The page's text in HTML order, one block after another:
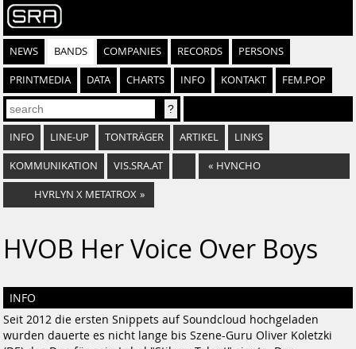
NEWS BANDS COMPANIES RECORDS PERSONS
PRINTMEDIA DATA CHARTS INFO KONTAKT FEM.POP
INFO LINE-UP TONTRÄGER ARTIKEL LINKS
KOMMUNIKATION VIS.SRA.AT « HVNCHO
HVRLYN X METATROX »
HVOB Her Voice Over Boys
INFO
Seit 2012 die ersten Snippets auf Soundcloud hochgeladen
wurden dauerte es nicht lange bis Szene-Guru Oliver Koletzki